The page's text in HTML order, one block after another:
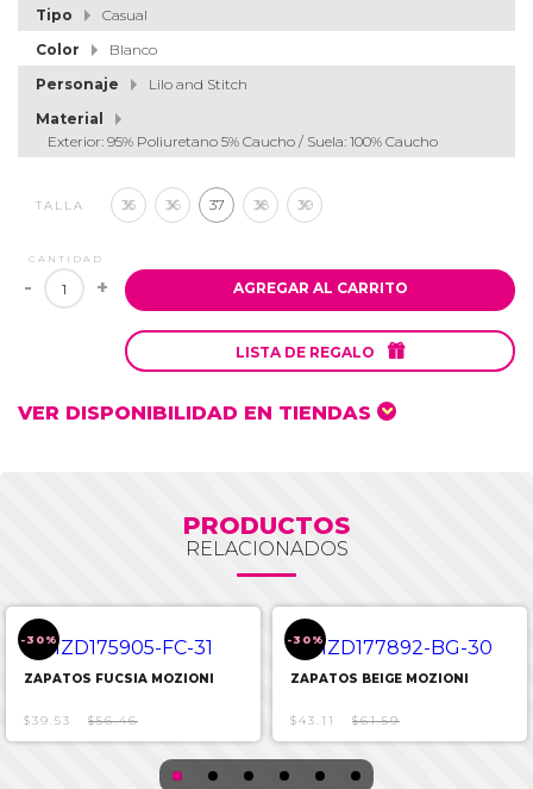
Tipo
Casual
Color
Blanco
Personaje
Lilo and Stitch
Material
Exterior: 95% Poliuretano 5% Caucho / Suela: 100% Caucho
TALLA 35 36 37 38 39
CANTIDAD
- + AGREGAR AL CARRITO
LISTA DE REGALO 
VER DISPONIBILIDAD EN TIENDAS
PRODUCTOS
RELACIONADOS
-30%
ZAPATOS FUCSIA MOZIONI
$39.53 $56.46
-30%
ZAPATOS BEIGE MOZIONI
$43.11 $61.59